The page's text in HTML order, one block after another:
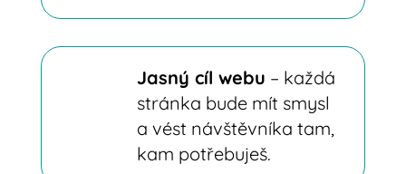
Jasný cíl webu – každá
stránka bude mít smysl
a vést návštěvníka tam,
kam potřebuješ.